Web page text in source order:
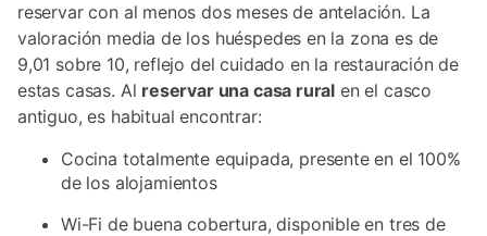
reservar con al menos dos meses de antelación. La
valoración media de los huéspedes en la zona es de
9,01 sobre 10, reflejo del cuidado en la restauración de
estas casas. Al reservar una casa rural en el casco
antiguo, es habitual encontrar:
Cocina totalmente equipada, presente en el 100%
de los alojamientos
Wi-Fi de buena cobertura, disponible en tres de